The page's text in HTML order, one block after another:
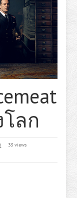
ลก
33 views